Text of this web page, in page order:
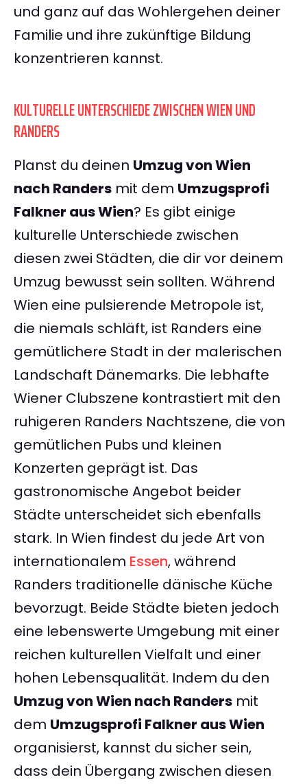
und ganz auf das Wohlergehen deiner
Familie und ihre zukünftige Bildung
konzentrieren kannst.
KULTURELLE UNTERSCHIEDE ZWISCHEN WIEN UND
RANDERS
Planst du deinen Umzug von Wien
nach Randers mit dem Umzugsprofi
Falkner aus Wien? Es gibt einige
kulturelle Unterschiede zwischen
diesen zwei Städten, die dir vor deinem
Umzug bewusst sein sollten. Während
Wien eine pulsierende Metropole ist,
die niemals schläft, ist Randers eine
gemütlichere Stadt in der malerischen
Landschaft Dänemarks. Die lebhafte
Wiener Clubszene kontrastiert mit den
ruhigeren Randers Nachtszene, die von
gemütlichen Pubs und kleinen
Konzerten geprägt ist. Das
gastronomische Angebot beider
Städte unterscheidet sich ebenfalls
stark. In Wien findest du jede Art von
internationalem Essen, während
Randers traditionelle dänische Küche
bevorzugt. Beide Städte bieten jedoch
eine lebenswerte Umgebung mit einer
reichen kulturellen Vielfalt und einer
hohen Lebensqualität. Indem du den
Umzug von Wien nach Randers mit
dem Umzugsprofi Falkner aus Wien
organisierst, kannst du sicher sein,
dass dein Übergang zwischen diesen